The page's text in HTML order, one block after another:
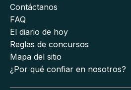
Contáctanos
FAQ
El diario de hoy
Reglas de concursos
Mapa del sitio
¿Por qué confiar en nosotros?